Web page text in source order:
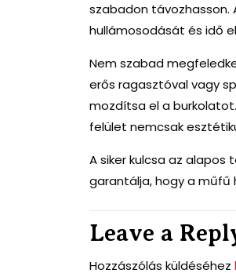
szabadon
hullámosodását és idő
Nem szabad
erős ragasztóval vagy
mozdítsa el a
felület nemcsak
A siker kulcsa az
garantálja, hogy a műfű
Leave a
Hozzászólás küldéséhez